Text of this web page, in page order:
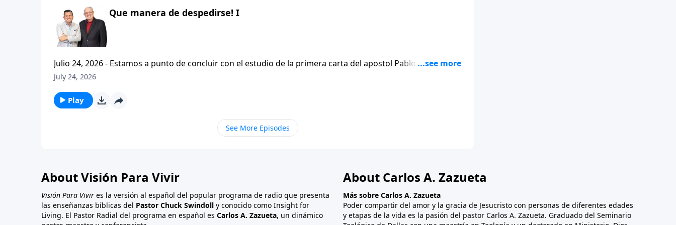
Que manera de despedirse! I
Julio 24, 2026 - Estamos a punto de concluir con el estudio de la primera carta del apostol Pablo a los
tesalonicenses titulado: Cristianismo Contagioso. En este escrito vemos una despedida franca. En lugar de
a sus hijos espirituales con una bendicion que termina siendo el punto mas apasionado de toda su carta.
July 24, 2026
Play
See More Episodes
About Visión Para Vivir
Visión Para Vivir es la versión al español del popular programa de radio que presenta
las enseñanzas bíblicas del Pastor Chuck Swindoll y conocido como Insight for
Living. El Pastor Radial del programa en español es Carlos A. Zazueta, un dinámico
About Carlos A. Zazueta
Más sobre Carlos A. Zazueta
Poder compartir del amor y la gracia de Jesucristo con personas de diferentes edades
y etapas de la vida es la pasión del pastor Carlos A. Zazueta. Graduado del Seminario